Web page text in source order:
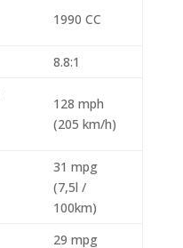
1990 CC
8.8:1
128 mph
(205 km/h)
31 mpg
(7,5l /
100km)
29 mpg